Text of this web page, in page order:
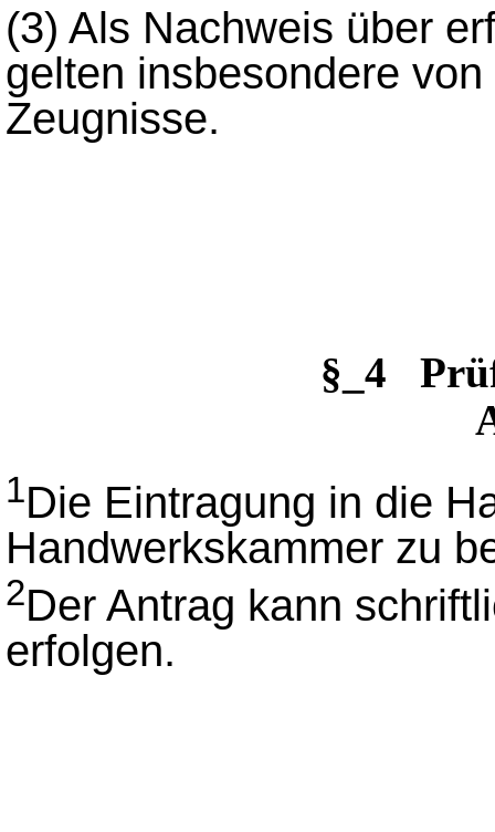
(3) Als Nachweis über
gelten insbesondere
Zeugnisse.
§_4
1Die Eintragung in die
Handwerkskammer zu
2Der Antrag kann
erfolgen.